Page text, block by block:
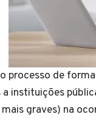
processo de
instituições
graves) na